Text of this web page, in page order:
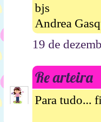
bjs
Andrea
19 de
Re arteira
Para tudo...